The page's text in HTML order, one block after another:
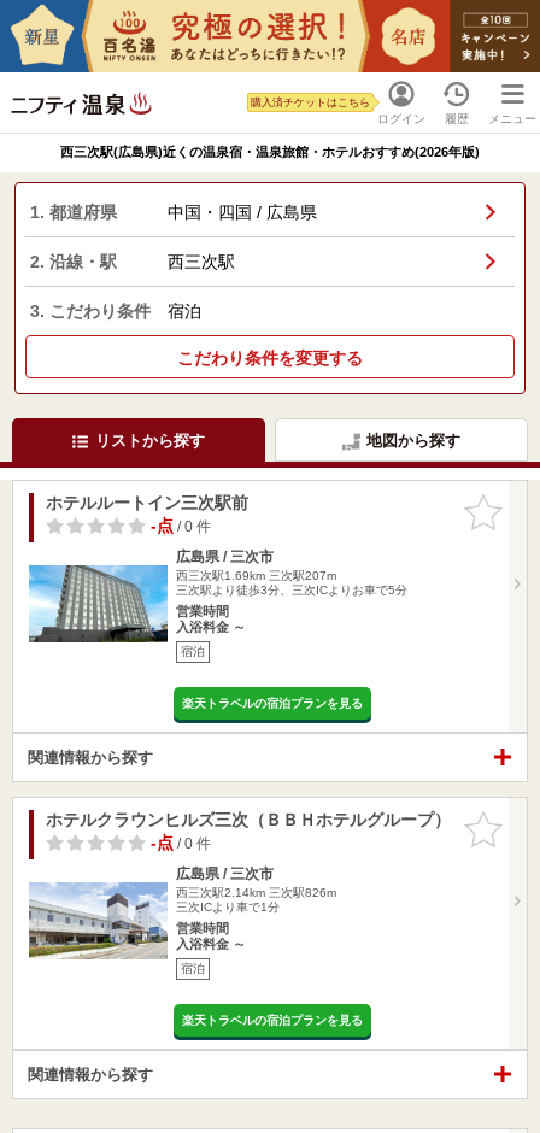
ログイン
購入済チケットはこちら
履歴 メニュー
西三次駅(広島県)近くの温泉宿・温泉旅館・ホテルおすすめ(2026年版)
1. 都道府県 中国・四国 / 広島県
2. 沿線・駅 西三次駅
3. こだわり条件 宿泊
こだわり条件を変更する
リストから探す 地図から探す
お気に入
りに追加
ホテルルートイン三次駅前
-点/ 0 件
広島県 / 三次市
西三次駅1.69km 三次駅207m
三次駅より徒歩3分、三次ICよりお車で5分
営業時間
入浴料金 ～
宿泊
楽天トラベルの宿泊プランを見る
関連情報から探す
お気に入
りに追加
ホテルクラウンヒルズ三次（ＢＢＨホテルグループ）
-点/ 0 件
広島県 / 三次市
西三次駅2.14km 三次駅826m
三次ICより車で1分
営業時間
入浴料金 ～
宿泊
楽天トラベルの宿泊プランを見る
関連情報から探す